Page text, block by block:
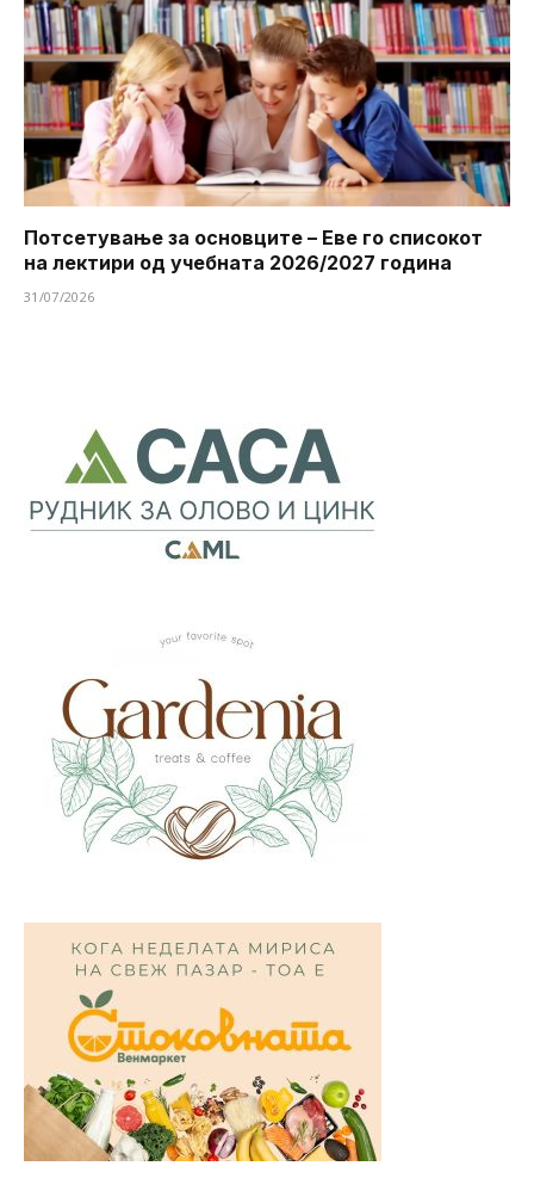
Потсетување за основците – Еве го списокот
на лектири од учебната 2026/2027 година
31/07/2026